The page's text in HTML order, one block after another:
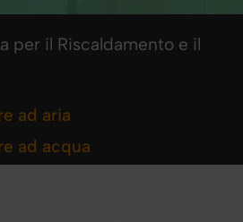
per il Riscaldamento e il
ad aria
ad acqua